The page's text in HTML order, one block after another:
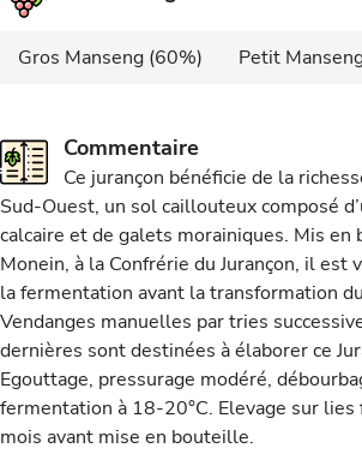
Gros Manseng (60%) Petit
Commentaire
Ce jurançon bénéficie de la
Sud-Ouest, un sol caillouteux composé
calcaire et de galets morainiques. Mis en
Monein, à la Confrérie du Jurançon, il est
la fermentation avant la transformation
Vendanges manuelles par tries
dernières sont destinées à élaborer ce
Egouttage, pressurage modéré,
fermentation à 18-20°C. Elevage sur
mois avant mise en bouteille.